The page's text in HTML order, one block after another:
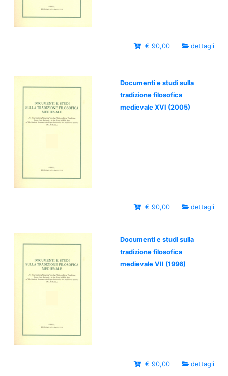
€ 90,00 dettagli
Documenti e studi sulla
tradizione filosofica
medievale XVI (2005)
€ 90,00 dettagli
Documenti e studi sulla
tradizione filosofica
medievale VII (1996)
€ 90,00 dettagli